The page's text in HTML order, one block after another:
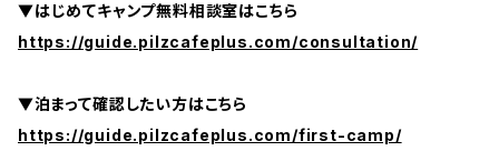
▼はじめてキャンプ無料相談室はこちら
https://guide.pilzcafeplus.com/consultation/
▼泊まって確認したい方はこちら
https://guide.pilzcafeplus.com/first-camp/